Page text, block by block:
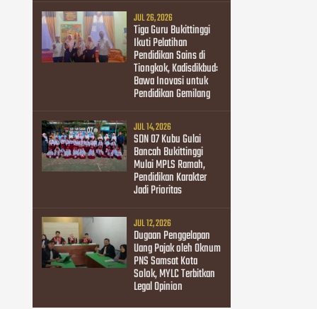
JUL 26, 2026
Tiga Guru Bukittinggi
Ikuti Pelatihan
Pendidikan Sains di
Tiongkok, Kadisdikbud:
Bawa Inovasi untuk
Pendidikan Gemilang
JUL 14, 2026
SDN 07 Kubu Gulai
Bancah Bukittinggi
Mulai MPLS Ramah,
Pendidikan Karakter
Jadi Prioritas
JUL 12, 2026
Dugaan Penggelapan
Uang Pajak oleh Oknum
PNS Samsat Kota
Solok, MYLC Terbitkan
Legal Opinion